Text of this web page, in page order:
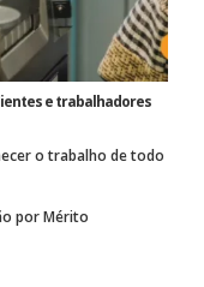
e trabalhadores
o trabalho de todo
por Mérito